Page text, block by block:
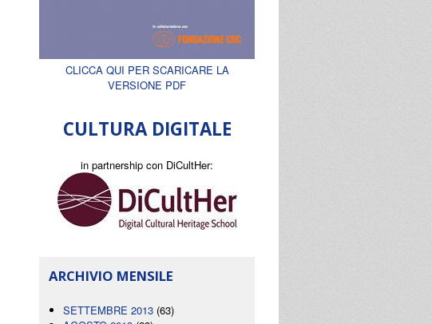
CLICCA QUI PER SCARICARE LA
VERSIONE PDF
CULTURA DIGITALE
in partnership con DiCultHer:
ARCHIVIO MENSILE
SETTEMBRE 2013 (63)